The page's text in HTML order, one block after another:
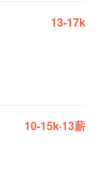
13-17k
10-15k·13薪